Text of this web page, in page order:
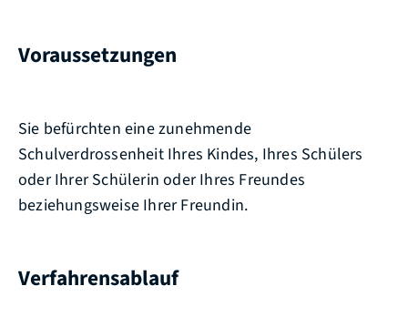
Voraussetzungen
Sie befürchten eine zunehmende
Schulverdrossenheit Ihres Kindes, Ihres Schülers
oder Ihrer Schülerin oder Ihres Freundes
beziehungsweise Ihrer Freundin.
Verfahrensablauf